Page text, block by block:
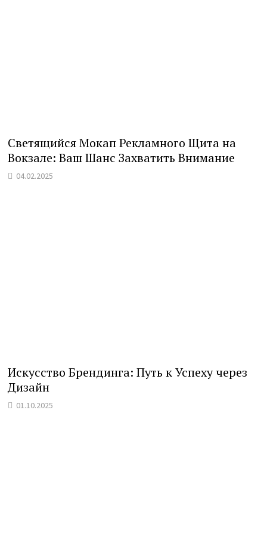
Светящийся Мокап Рекламного Щита на
Вокзале: Ваш Шанс Захватить Внимание
04.02.2025
Искусство Брендинга: Путь к Успеху через
Дизайн
01.10.2025